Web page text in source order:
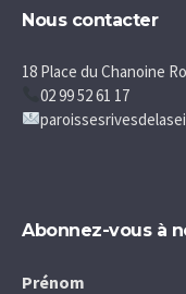
Nous contacter
18 Place du Chanoine
02 99 52 61 17
Abonnez-vous à
Prénom